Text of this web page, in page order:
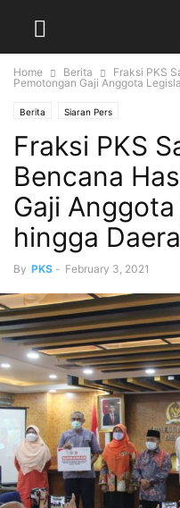
Home Berita
Fraksi PKS
Pemotongan Gaji Anggota
Berita Siaran Pers
Fraksi PKS
Bencana
Gaji
hingga
By PKS - February 3, 2021